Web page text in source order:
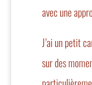
avec une
J’ai un petit
sur des